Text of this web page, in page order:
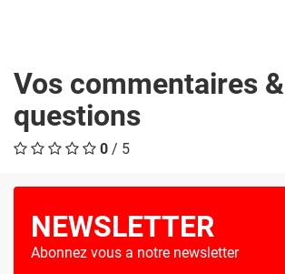
Vos commentaires &
questions
0 / 5
NEWSLETTER
Abonnez vous a notre newsletter